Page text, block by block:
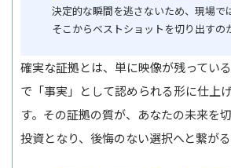
決定的な瞬間を逃さないため、現場で
そこからベストショットを切り出すの
確実な証拠とは、単に映像が残ってい
で「事実」として認められる形に仕上
す。その証拠の質が、あなたの未来を
投資となり、後悔のない選択へと繋がる